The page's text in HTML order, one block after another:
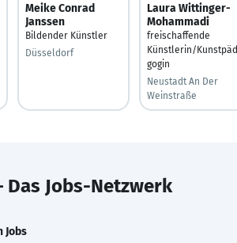
Meike Conrad
Janssen
Bildender Künstler
Düsseldorf
Laura Wittinger-
Mohammadi
freischaffende
Künstlerin/
gogin
Neustadt An Der
Weinstraße
Das Jobs-Netzwerk
Jobs